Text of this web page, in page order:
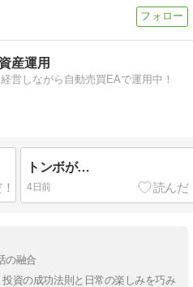
産運用
営しながら自動売買EAで運用中！
トンボが…
4日前
の融合
資の成功法則と日常の楽しみを巧み